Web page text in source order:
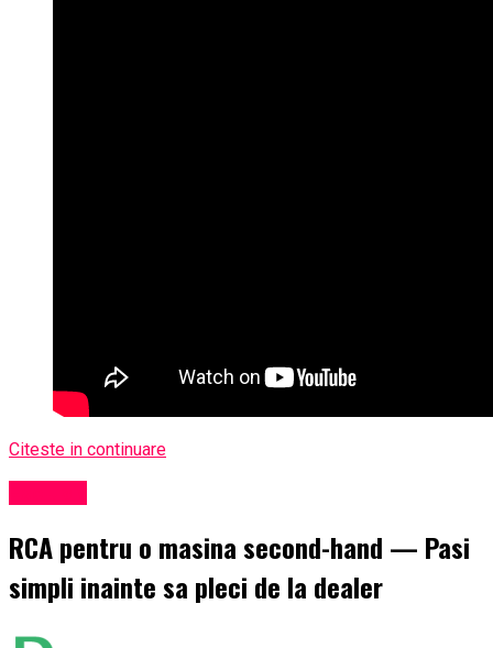
Citeste in continuare
RCA pentru o masina second-hand — Pasi
simpli inainte sa pleci de la dealer